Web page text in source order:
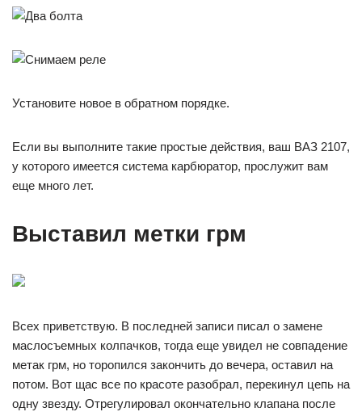
Установите новое в обратном порядке.
Если вы выполните такие простые действия, ваш ВАЗ 2107,
у которого имеется система карбюратор, прослужит вам
еще много лет.
Выставил метки грм
Всех приветствую. В последней записи писал о замене
маслосъемных колпачков, тогда еще увидел не совпадение
метак грм, но торопился закончить до вечера, оставил на
потом. Вот щас все по красоте разобрал, перекинул цепь на
одну звезду. Отрегулировал окончательно клапана после